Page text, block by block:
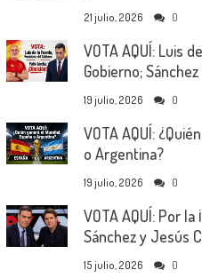
21 julio, 2026 0
VOTA AQUÍ: Luis
Gobierno; Sánchez
19 julio, 2026 0
VOTA AQUÍ:
o Argentina?
19 julio, 2026 0
VOTA AQUÍ: Por
Sánchez y Jesús
15 julio, 2026 0